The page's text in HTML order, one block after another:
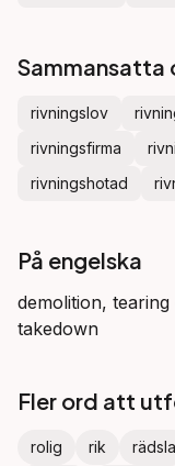
Sammansatta
rivningslov
rivningsfirma
rivningshotad
På engelska
demolition,
takedown
Fler ord att
rolig rik rädsla